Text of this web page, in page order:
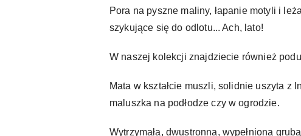
Pora na pyszne maliny, łapanie motyli i
szykujące się do odlotu... Ach, lato!
W naszej kolekcji znajdziecie również
Mata w kształcie muszli, solidnie uszyta z
maluszka na podłodze czy w ogrodzie.
Wytrzymała, dwustronna, wypełniona